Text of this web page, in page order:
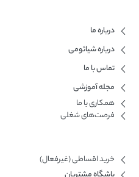
درباره ما
درباره شیائومی
تماس با ما
مجله آموزشی
همکاری با ما​
فرصت‌های شغلی
خرید اقساطی (غیرفعال)